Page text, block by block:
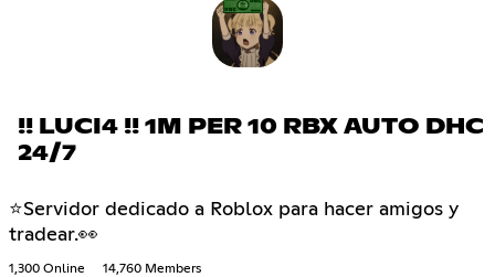
!! LUCI4 !! 1M PER 10 RBX AUTO DHC
24/7
⭐Servidor dedicado a Roblox para hacer amigos y
tradear.👀
1,300 Online 14,760 Members